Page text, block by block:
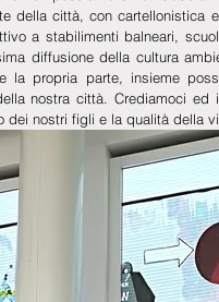
della città, con
a stabilimenti balneari,
diffusione della cultura
propria parte, insieme
nostra città. Crediamoci
dei nostri figli e la qualità della